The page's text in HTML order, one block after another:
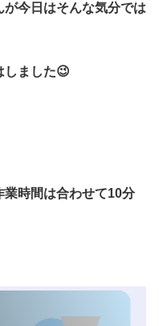
今日はそんな気分では
しました😉
業時間は合わせて10分